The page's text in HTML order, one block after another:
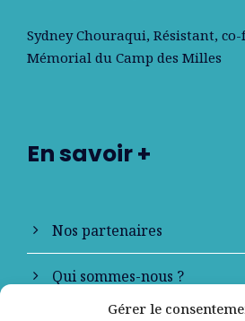
Gérer le
Sydney Chouraqui, Résistant,
Mémorial du Camp des Milles
En savoir +
Nos partenaires
Qui sommes-nous ?